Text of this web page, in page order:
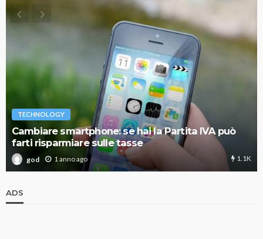
TECHNOLOGY
Cambiare smartphone: se hai la Partita IVA può
farti risparmiare sulle tasse
god 1 anno ago 1.1K
ADS